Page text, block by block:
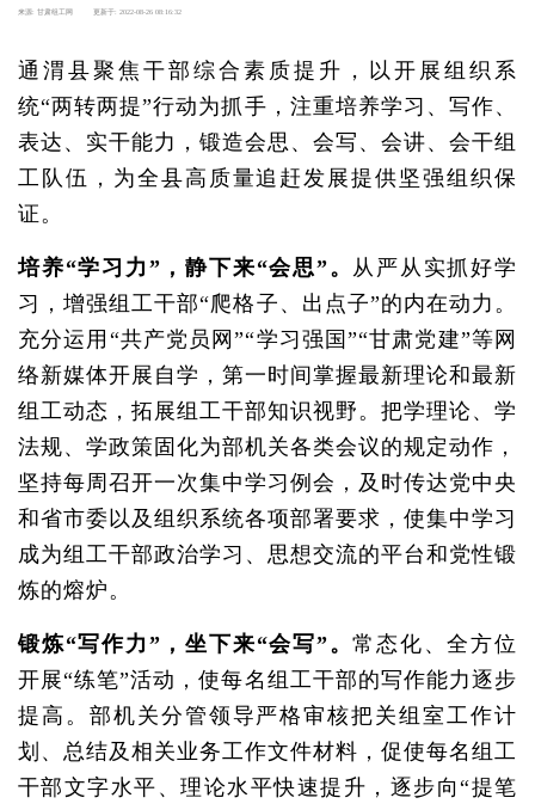
来源: 甘肃组工网 更新于: 2022-08-26 08:16:32
通渭县聚焦干部综合素质提升，以开展组织系
统“两转两提”行动为抓手，注重培养学习、写作、
表达、实干能力，锻造会思、会写、会讲、会干组
工队伍，为全县高质量追赶发展提供坚强组织保
证。
培养“学习力”，静下来“会思”。 从严从实抓好学
习，增强组工干部“爬格子、出点子”的内在动力。
充分运用“共产党员网”“学习强国”“甘肃党建”等网
络新媒体开展自学，第一时间掌握最新理论和最新
组工动态，拓展组工干部知识视野。把学理论、学
法规、学政策固化为部机关各类会议的规定动作，
坚持每周召开一次集中学习例会，及时传达党中央
和省市委以及组织系统各项部署要求，使集中学习
成为组工干部政治学习、思想交流的平台和党性锻
炼的熔炉。
锻炼“写作力”，坐下来“会写”。常态化、全方位
开展“练笔”活动，使每名组工干部的写作能力逐步
提高。部机关分管领导严格审核把关组室工作计
划、总结及相关业务工作文件材料，促使每名组工
干部文字水平、理论水平快速提升，逐步向“提笔